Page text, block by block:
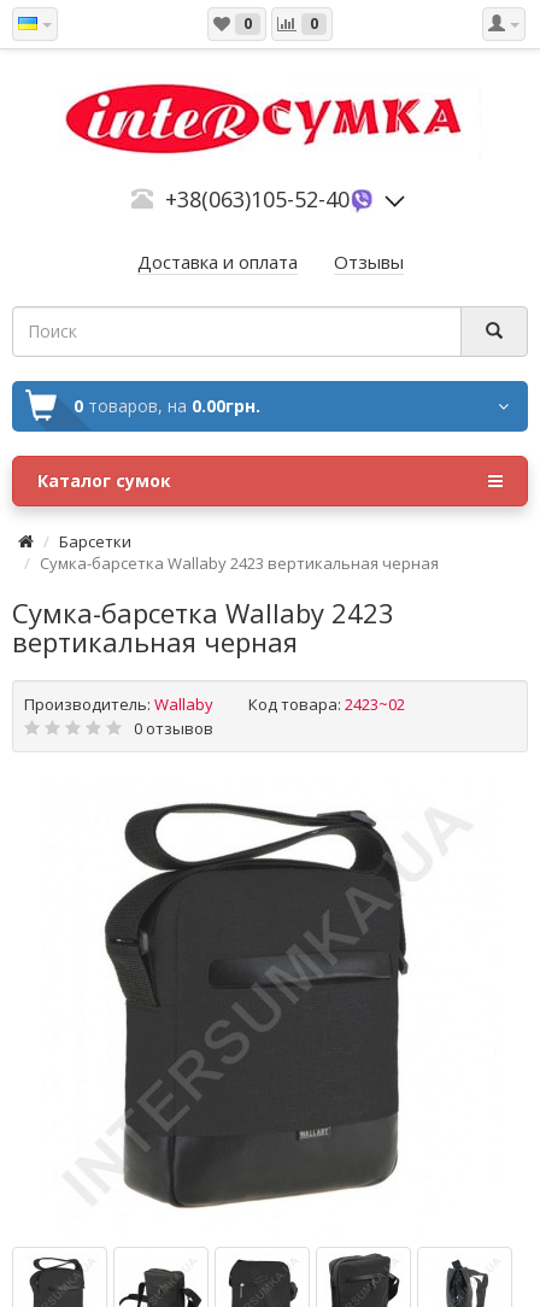
0 0
+38(063)105-52-40
Доставка и оплата Отзывы
0 товаров, на 0.00грн.
Каталог сумок
Барсетки
Сумка-барсетка Wallaby 2423 вертикальная черная
Сумка-барсетка Wallaby 2423
вертикальная черная
Производитель: Wallaby Код товара: 2423~02
0 отзывов